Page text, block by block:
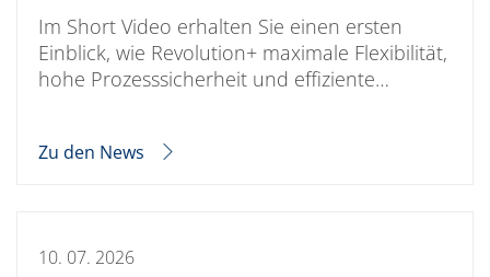
Im Short Video erhalten Sie einen ersten
Einblick, wie Revolution+ maximale Flexibilität,
hohe Prozesssicherheit und effiziente…
Zu den News
10. 07. 2026